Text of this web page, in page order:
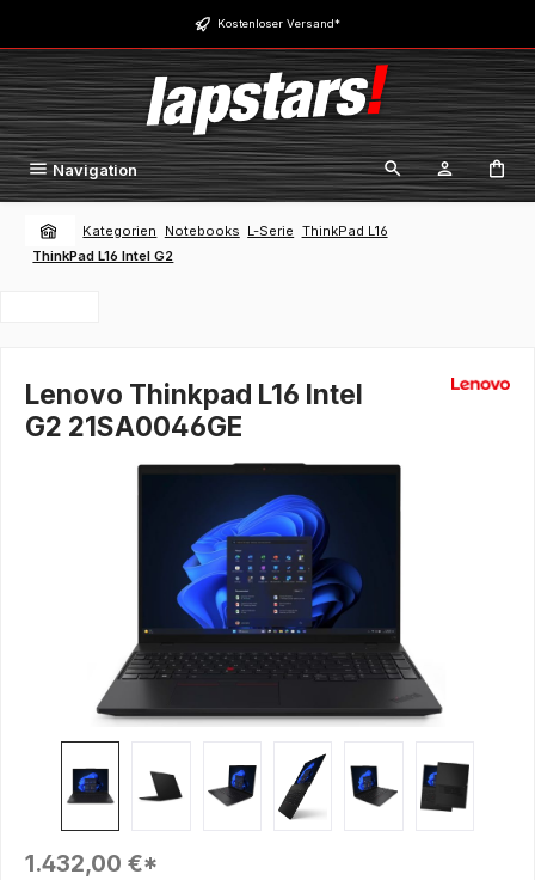
Zum Hauptinhalt springen Kostenloser Versand*
Navigation
Kategorien Notebooks L-Serie ThinkPad L16
ThinkPad L16 Intel G2
Lenovo Thinkpad L16 Intel
G2 21SA0046GE
Bildergalerie überspringen
Regulärer Preis:
1.432,00 €*